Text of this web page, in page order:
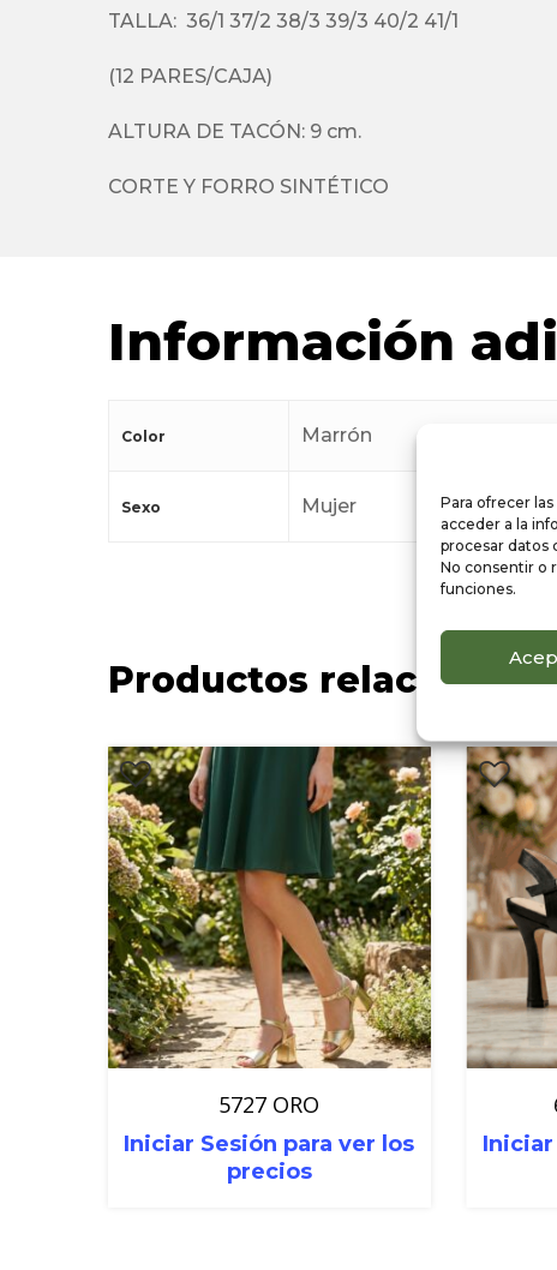
Para ofrecer
acceder a la
procesar datos
No consentir o
funciones.
TALLA: 36/1 37/2 38/3 39/3 40/2 41/1
(12 PARES/CAJA)
ALTURA DE TACÓN: 9 cm.
CORTE Y FORRO SINTÉTICO
Información
Color Marrón
Sexo Mujer
Productos
5727 ORO
Iniciar Sesión para ver los
precios
Iniciar